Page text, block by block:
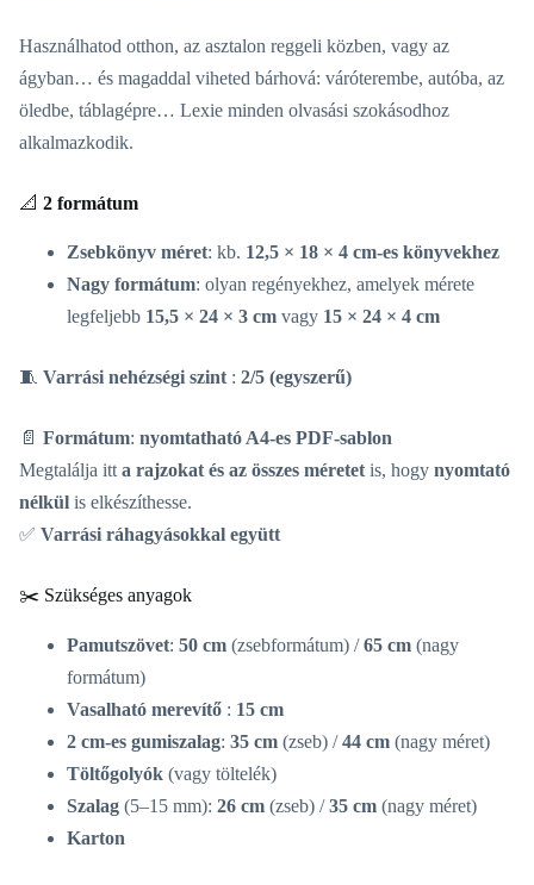
Használhatod otthon, az asztalon reggeli közben, vagy az
ágyban… és magaddal viheted bárhová: váróterembe, autóba, az
öledbe, táblagépre… Lexie minden olvasási szokásodhoz
alkalmazkodik.
📐 2 formátum
Zsebkönyv méret: kb. 12,5 × 18 × 4 cm-es könyvekhez
Nagy formátum: olyan regényekhez, amelyek mérete
legfeljebb 15,5 × 24 × 3 cm vagy 15 × 24 × 4 cm
🧵 Varrási nehézségi szint: 2/5 (egyszerű)
📄 Formátum: nyomtatható A4-es PDF-sablon
Megtalálja itta rajzokat és az összes méretetis, hogy nyomtató
nélkül is elkészíthesse.
✅ Varrási ráhagyásokkal együtt
✂️ Szükséges anyagok
Pamutszövet: 50 cm (zsebformátum) /65 cm (nagy
formátum)
Vasalható merevítő : 15 cm
2 cm-es gumiszalag: 35 cm (zseb) /44 cm (nagy méret)
Töltőgolyók (vagy töltelék)
Szalag (5–15 mm): 26 cm (zseb) /35 cm (nagy méret)
Karton